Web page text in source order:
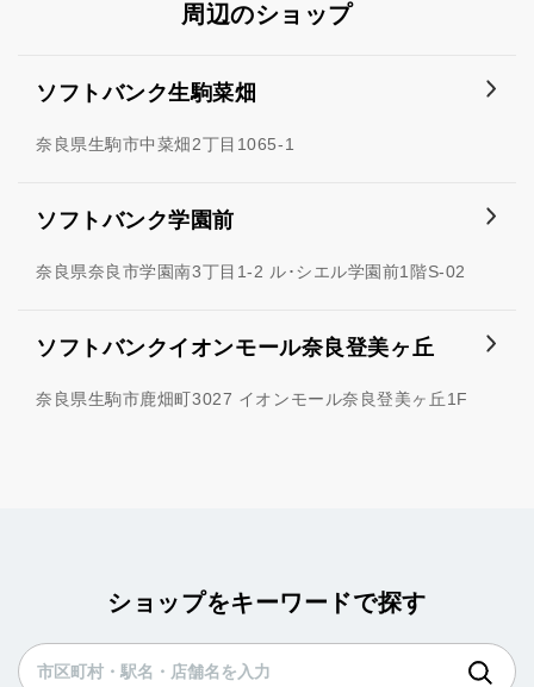
周辺のショップ
ソフトバンク生駒菜畑
奈良県生駒市中菜畑2丁目1065-1
ソフトバンク学園前
奈良県奈良市学園南3丁目1-2 ル･シエル学園前1階S‐02
ソフトバンクイオンモール奈良登美ヶ丘
奈良県生駒市鹿畑町3027 イオンモール奈良登美ヶ丘1F
ショップをキーワードで探す